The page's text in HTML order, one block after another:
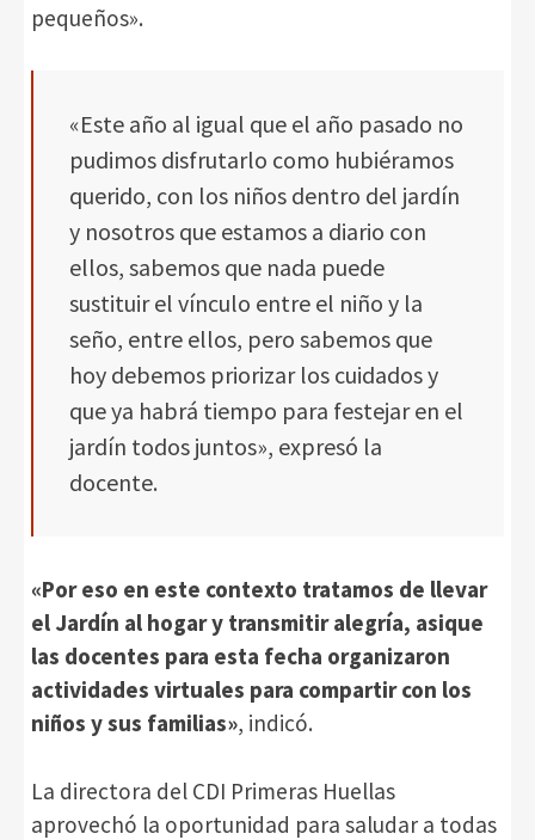
pequeños».
«Este año al igual que el año pasado no
pudimos disfrutarlo como hubiéramos
querido, con los niños dentro del jardín
y nosotros que estamos a diario con
ellos, sabemos que nada puede
sustituir el vínculo entre el niño y la
seño, entre ellos, pero sabemos que
hoy debemos priorizar los cuidados y
que ya habrá tiempo para festejar en el
jardín todos juntos», expresó la
docente.
«Por eso en este contexto tratamos de llevar
el Jardín al hogar y transmitir alegría, asique
las docentes para esta fecha organizaron
actividades virtuales para compartir con los
niños y sus familias», indicó.
La directora del CDI Primeras Huellas
aprovechó la oportunidad para saludar a todas